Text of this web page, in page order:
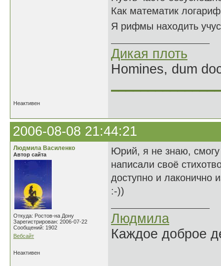
Как математик
Я рифмы
Дикая плоть
Homines, dum
Неактивен
2006-08-08 21:44:21
Людмила Василенко
Автор сайта
Откуда: Ростов-на Дону
Зарегистрирован: 2006-07-22
Сообщений: 1902
Вебсайт
Юрий, я не знаю, смогу
написали своё
доступно и лаконично
:-))
Людмила
Каждое доброе
Неактивен